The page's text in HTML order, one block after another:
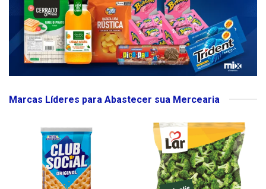
Marcas Líderes para Abastecer sua Mercearia